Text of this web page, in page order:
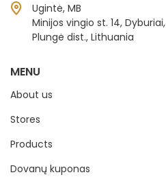
Ugintė, MB
Minijos vingio st. 14, Dyburiai,
Plungė dist., Lithuania
MENU
About us
Stores
Products
Dovanų kuponas